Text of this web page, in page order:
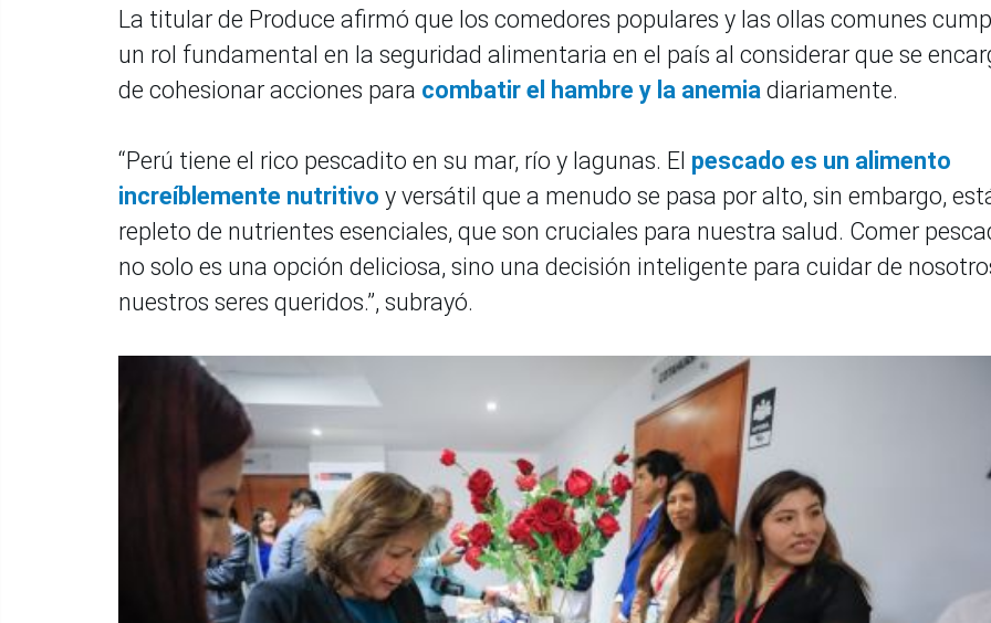
La titular de Produce afirmó que los comedores populares y las ollas comunes
un rol fundamental en la seguridad alimentaria en el país al considerar que se
de cohesionar acciones para combatir el hambre y la anemia diariamente.
“Perú tiene el rico pescadito en su mar, río y lagunas. El pescado es un alimento
increíblemente nutritivo y versátil que a menudo se pasa por alto, sin embargo,
repleto de nutrientes esenciales, que son cruciales para nuestra salud. Comer
no solo es una opción deliciosa, sino una decisión inteligente para cuidar de
nuestros seres queridos.”, subrayó.